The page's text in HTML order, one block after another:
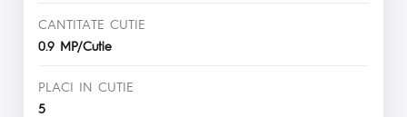
CANTITATE CUTIE
0.9 MP/Cutie
PLACI IN CUTIE
5